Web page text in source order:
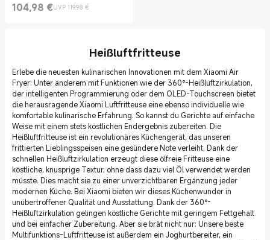
104,98 €
Current Price €104.98
UVP 119,98 €
UVP 119,98 €
Heißluftfritteuse
Erlebe die neuesten kulinarischen Innovationen mit dem Xiaomi Air
Fryer: Unter anderem mit Funktionen wie der 360°-Heißluftzirkulation,
der intelligenten Programmierung oder dem OLED-Touchscreen bietet
die herausragende Xiaomi Luftfritteuse eine ebenso individuelle wie
komfortable kulinarische Erfahrung. So kannst du Gerichte auf einfache
Weise mit einem stets köstlichen Endergebnis zubereiten. Die
Heißluftfritteuse ist ein revolutionäres Küchengerät, das unseren
frittierten Lieblingsspeisen eine gesündere Note verleiht. Dank der
schnellen Heißluftzirkulation erzeugt diese ölfreie Fritteuse eine
köstliche, knusprige Textur, ohne dass dazu viel Öl verwendet werden
müsste. Dies macht sie zu einer unverzichtbaren Ergänzung jeder
modernen Küche. Bei Xiaomi bieten wir dieses Küchenwunder in
unübertroffener Qualität und Ausstattung. Dank der 360°-
Heißluftzirkulation gelingen köstliche Gerichte mit geringem Fettgehalt
und bei einfacher Zubereitung. Aber sie brät nicht nur: Unsere beste
Multifunktions-Luftfritteuse ist außerdem ein Joghurtbereiter, ein